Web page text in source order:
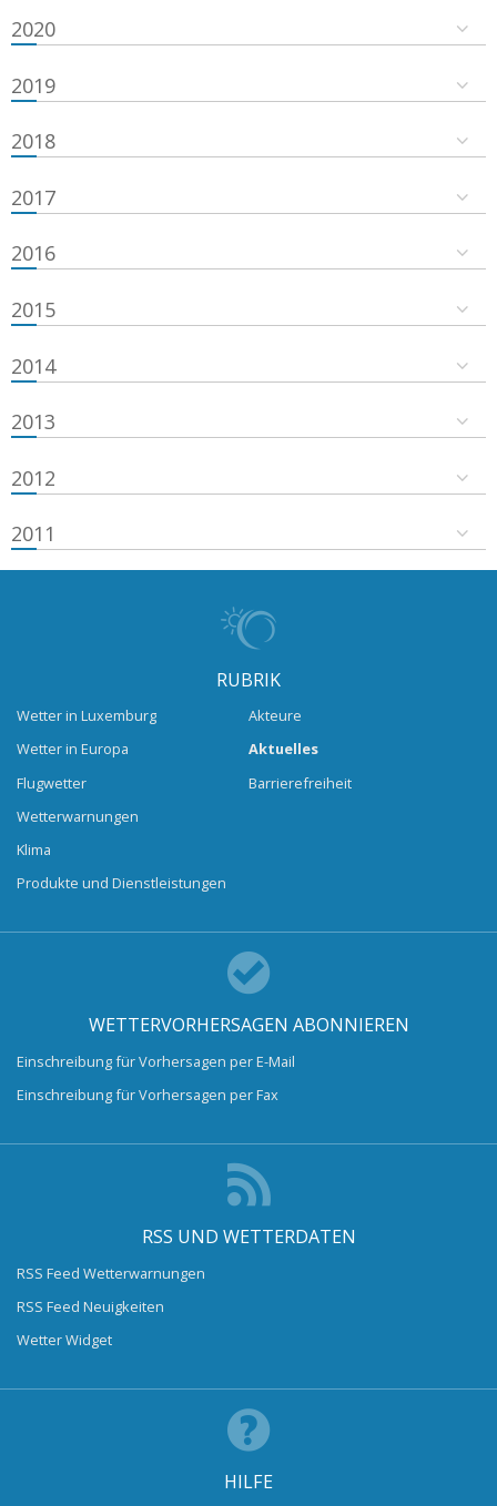
2020
2019
2018
2017
2016
2015
2014
2013
2012
2011
RUBRIK
Wetter in Luxemburg
Wetter in Europa
Flugwetter
Wetterwarnungen
Klima
Produkte und Dienstleistungen
Akteure
Aktuelles
Barrierefreiheit
WETTERVORHERSAGEN ABONNIEREN
Einschreibung für Vorhersagen per E-Mail
Einschreibung für Vorhersagen per Fax
RSS UND WETTERDATEN
RSS Feed Wetterwarnungen
RSS Feed Neuigkeiten
Wetter Widget
HILFE